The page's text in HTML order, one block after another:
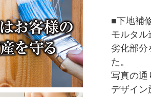
■下地補
モルタル
劣化部分
た。
写真の通
デザイン